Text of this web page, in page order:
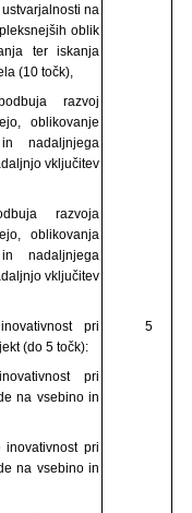
na
oblik
ter iskanja
(10 točk),
razvoj
oblikovanje
nadaljnjega
vključitev
razvoja
oblikovanja
nadaljnjega
vključitev
pri
(do 5 točk):
5
pri
na vsebino in
pri
na vsebino in